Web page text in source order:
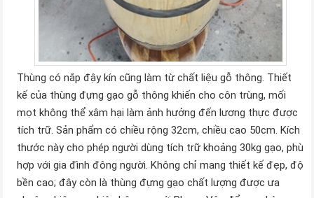
Thùng có nắp đậy kín cũng làm từ chất liệu gỗ thông. Thiết
kế của thùng đựng gạo gỗ thông khiến cho côn trùng, mối
mọt không thể xâm hại làm ảnh hưởng đến lương thực được
tích trữ. Sản phẩm có chiều rộng 32cm, chiều cao 50cm. Kích
thước này cho phép người dùng tích trữ khoảng 30kg gạo, phù
hợp với gia đình đông người. Không chỉ mang thiết kế đẹp, độ
bền cao; đây còn là thùng đựng gạo chất lượng được ưa